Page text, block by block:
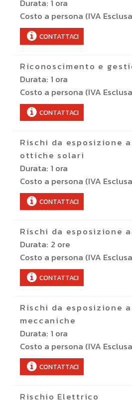
Durata: 1 ora
Costo a persona (IVA
CONTATTACI
Riconoscimento e
Durata: 1 ora
Costo a persona (IVA
CONTATTACI
Rischi da esposizione
ottiche solari
Durata: 1 ora
Costo a persona (IVA
CONTATTACI
Rischi da esposizione
Durata: 2 ore
Costo a persona (IVA
CONTATTACI
Rischi da esposizione
meccaniche
Durata: 1 ora
Costo a persona (IVA
CONTATTACI
Rischio Elettrico